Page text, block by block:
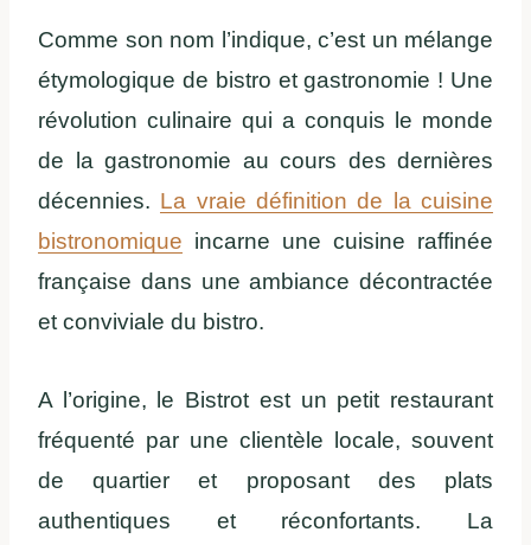
Comme son nom l’indique, c’est un mélange
étymologique de bistro et gastronomie ! Une
révolution culinaire qui a conquis le monde
de la gastronomie au cours des dernières
décennies. La vraie définition de la cuisine
bistronomique incarne une cuisine raffinée
française dans une ambiance décontractée
et conviviale du bistro.
A l’origine, le Bistrot est un petit restaurant
fréquenté par une clientèle locale, souvent
de quartier et proposant des plats
authentiques et réconfortants. La